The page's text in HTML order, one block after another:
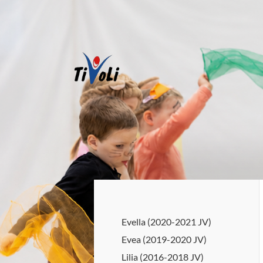
TiVoLi ry – Tikkakosken
Evella (2020-2021 JV)
Evea (2019-2020 JV)
Lilia (2016-2018 JV)